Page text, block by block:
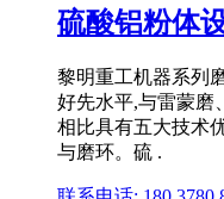
硫酸铝粉体
黎明重工机器系列
好先水平,与雷蒙磨
相比具有五大技术
与磨环。硫 .